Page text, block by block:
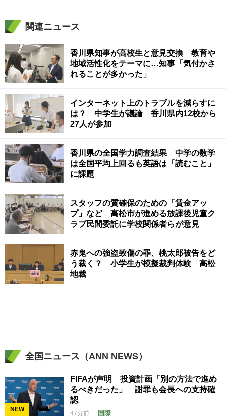
関連ニュース
香川県知事が高校生と意見交換 教育や
地域活性化をテーマに…知事「気付かさ
れることが多かった」
インターネット上のトラブルを減らすに
は？ 中学生が議論 香川県内12校から
27人が参加
香川県の全国学力調査結果 中学の数学
は全国平均上回るも英語は「読むこと」
に課題
スタッフの質確保のための「賃金アッ
プ」など 高松市が進める放課後児童ク
ラブ民間委託に学校関係者らが意見
赤鬼への強盗致傷の罪、桃太郎被告をど
う裁く？ 小学生が模擬裁判体験 高松
地裁
全国ニュース（ANN NEWS）
NEW
FIFAが声明 投資計画「別の方法で進め
るべきだった」 謝罪も会長への支持確
認
47分前 国際